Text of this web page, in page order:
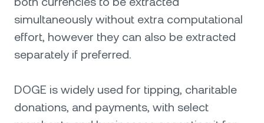
simultaneously without extra computational
effort, however they can also be extracted
separately if preferred.
DOGE is widely used for tipping, charitable
donations, and payments, with select